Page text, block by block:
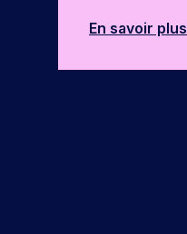
En savoir plus